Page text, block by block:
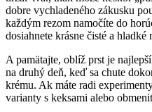
dobre vychladeného zákusku
každým rezom namočíte do
dosiahnete krásne čisté a hladké
A pamätajte, oblíž prst je
na druhý deň, keď sa chute
krému. Ak máte radi
varianty s keksami alebo